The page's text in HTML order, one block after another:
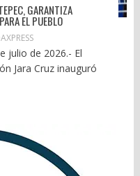
GARANTIZA
EL PUEBLO
julio de 2026.- El
Jara Cruz inauguró